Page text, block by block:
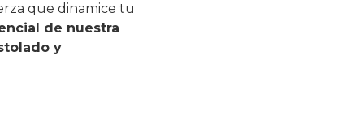
que dinamice tu
de nuestra
y